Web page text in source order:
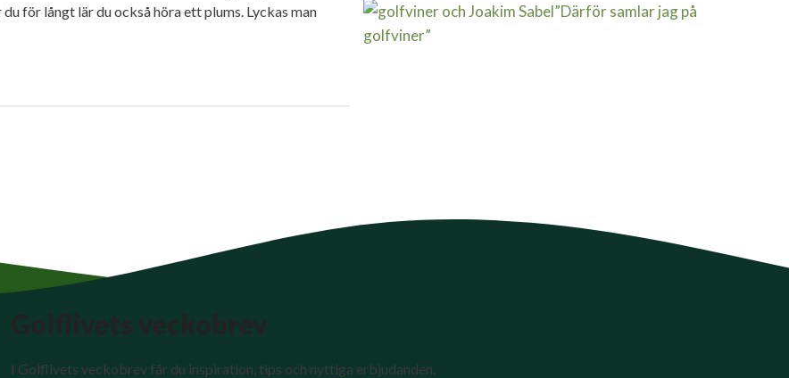
för långt lär du också höra ett plums. Lyckas man
”Därför samlar jag på
golfviner”
I Golflivets veckobrev får du inspiration, tips och nyttiga erbjudanden.